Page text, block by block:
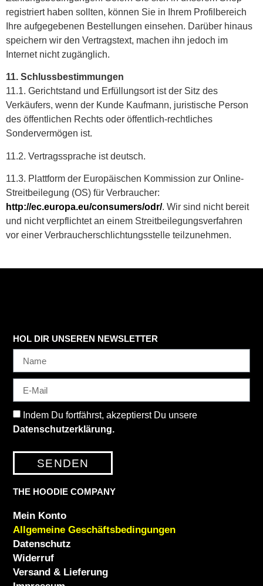
registriert haben sollten, können Sie in Ihrem Profilbereich
Ihre aufgegebenen Bestellungen einsehen. Darüber hinaus
speichern wir den Vertragstext, machen ihn jedoch im
Internet nicht zugänglich.
11. Schlussbestimmungen
11.1. Gerichtstand und Erfüllungsort ist der Sitz des
Verkäufers, wenn der Kunde Kaufmann, juristische Person
des öffentlichen Rechts oder öffentlich-rechtliches
Sondervermögen ist.
11.2. Vertragssprache ist deutsch.
11.3. Plattform der Europäischen Kommission zur Online-
Streitbeilegung (OS) für Verbraucher:
http://ec.europa.eu/consumers/odr/. Wir sind nicht bereit
und nicht verpflichtet an einem Streitbeilegungsverfahren
vor einer Verbraucherschlichtungsstelle teilzunehmen.
HOL DIR UNSEREN NEWSLETTER
Indem Du fortfährst, akzeptierst Du unsere
Datenschutzerklärung.
SENDEN
THE HOODIE COMPANY
Mein Konto
Allgemeine Geschäftsbedingungen
Datenschutz
Widerruf
Versand & Lieferung